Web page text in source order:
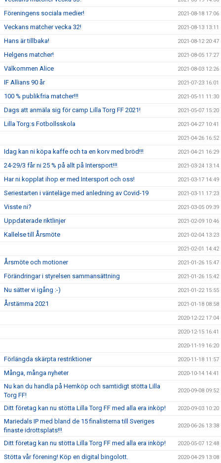
Föreningens sociala medier! 2021-08-18 17:06
Veckans matcher vecka 32! 2021-08-13 13:11
Hans är tillbaka! 2021-08-12 20:47
Helgens matcher! 2021-08-05 17:27
Välkommen Alice 2021-08-03 12:26
IF Allians 90 år 2021-07-23 16:01
100 % publikfria matcher!!! 2021-05-11 11:30
Dags att anmäla sig för camp Lilla Torg FF 2021! 2021-05-07 15:20
Lilla Torg:s Fotbollsskola 2021-04-27 10:41
2021-04-26 16:52
Idag kan ni köpa kaffe och ta en korv med bröd!!! 2021-04-21 16:29
24-29/3 får ni 25 % på allt på Intersport!!! 2021-03-24 13:14
Har ni kopplat ihop er med Intersport och oss! 2021-03-17 14:49
Seriestarten i vänteläge med anledning av Covid-19 2021-03-11 17:23
Visste ni? 2021-03-05 09:39
Uppdaterade riktlinjer 2021-02-09 10:46
Kallelse till Årsmöte 2021-02-04 13:23
2021-02-01 14:42
Årsmöte och motioner 2021-01-26 15:47
Förändringar i styrelsen sammansättning 2021-01-26 15:42
Nu sätter vi igång :-) 2021-01-22 15:55
Årstämma 2021 2021-01-18 08:58
2020-12-22 17:04
2020-12-15 16:41
2020-11-19 16:20
Förlängda skärpta restriktioner 2020-11-18 11:57
Många, många nyheter 2020-10-14 14:41
Nu kan du handla på Hemköp och samtidigt stötta Lilla
Torg FF!
2020-09-08 09:52
Ditt företag kan nu stötta Lilla Torg FF med alla era inköp! 2020-09-03 10:20
Mariedals IP med bland de 15 finalisterna till Sveriges
finaste idrottsplats!!!
2020-06-26 13:38
Ditt företag kan nu stötta Lilla Torg FF med alla era inköp! 2020-05-07 12:48
Stötta vår förening! Köp en digital bingolott. 2020-04-29 13:08